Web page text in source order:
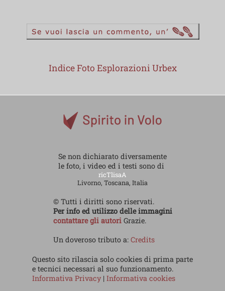
Indice Foto Esplorazioni Urbex
Se non dichiarato diversamente
le foto, i video ed i testi sono di
ricTlisaA
Livorno, Toscana, Italia
© Tutti i diritti sono riservati.
Per info ed utilizzo delle immagini
contattare gli autoriGrazie.
Un doveroso tributo a: Credits
Questo sito rilascia solo cookies di prima parte
e tecnici necessari al suo funzionamento.
Informativa Privacy | Informativa cookies